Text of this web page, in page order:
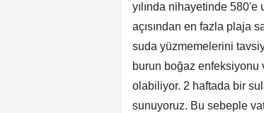
yılında nihayetinde 580'e
açısından en fazla plaja
suda yüzmemelerini
burun boğaz enfeksiyonu
olabiliyor. 2 haftada bir
sunuyoruz. Bu sebeple